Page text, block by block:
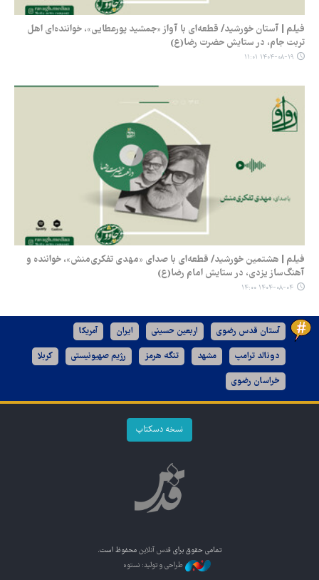
فیلم | آستان خورشید/ قطعه‌ای با آواز «جمشید پورعطایی»، خواننده‌ای اهل
تربت جام، در ستایش حضرت رضا(ع)
۱۴۰۴-۰۸-۱۹ ۱۱:۰۱
فیلم | هشتمین خورشید/ قطعه‌ای با صدای «مهدی تفکری‌منش»، خواننده و
آهنگ‌ساز یزدی، در ستایش امام رضا(ع)
۱۴۰۴-۰۸-۰۴ ۱۴:۰۰
آستان قدس رضوی اربعین حسینی ایران آمریکا
دونالد ترامپ مشهد تنگه هرمز رژیم صهیونیستی کربلا
خراسان رضوی
نسخه دسکتاپ
تمامی حقوق برای قدس آنلاین محفوظ است.
طراحی و تولید: نستوه